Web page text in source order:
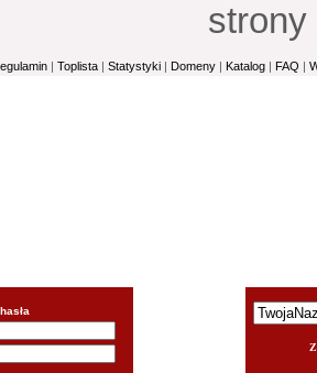
strony
Toplista Statystyki Domeny Katalog FAQ